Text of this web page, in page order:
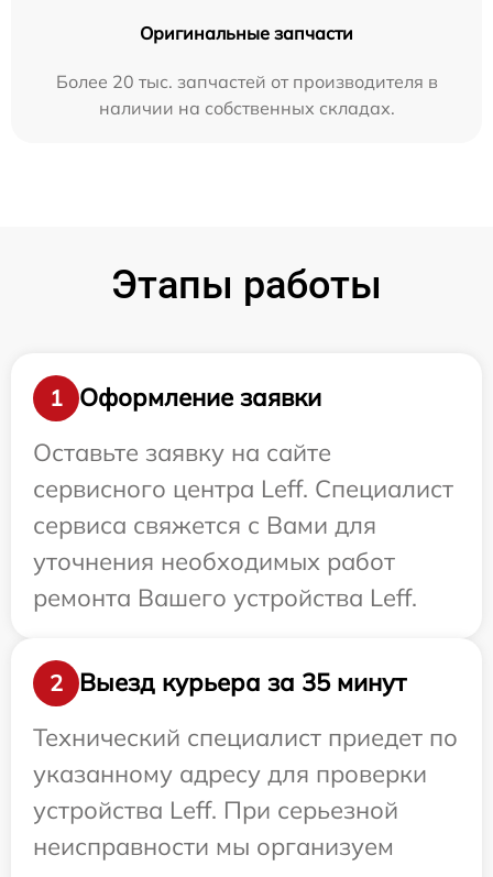
Оригинальные запчасти
Более 20 тыс. запчастей от производителя в
наличии на собственных складах.
Этапы работы
1
Оформление заявки
Оставьте заявку на сайте
сервисного центра Leff. Специалист
сервиса свяжется с Вами для
уточнения необходимых работ
ремонта Вашего устройства Leff.
2
Выезд курьера за 35 минут
Технический специалист приедет по
указанному адресу для проверки
устройства Leff. При серьезной
неисправности мы организуем